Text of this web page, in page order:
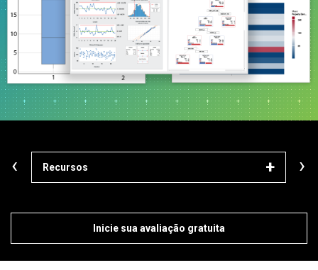
Recursos
‹ ›
Inicie sua avaliação gratuita